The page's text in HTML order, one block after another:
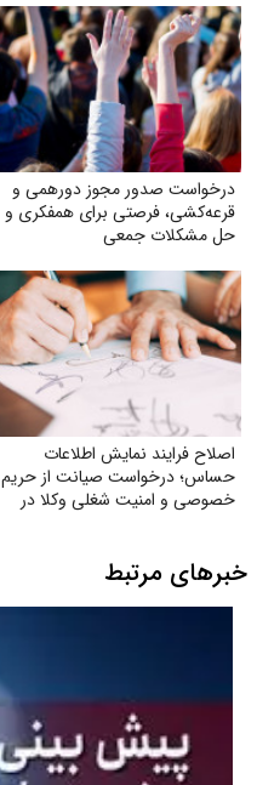
درخواست صدور مجوز دورهمی و
قرعه‌کشی، فرصتی برای همفکری و
حل مشکلات جمعی
اصلاح فرایند نمایش اطلاعات
حساس؛ درخواست صیانت از حریم
خصوصی و امنیت شغلی وکلا در
خبرهای مرتبط